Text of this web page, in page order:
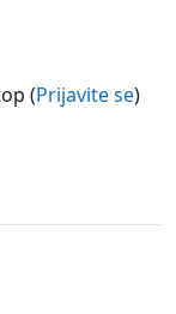
(Prijavite se)